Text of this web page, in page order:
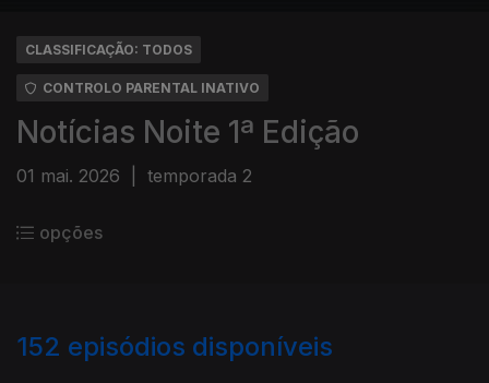
CLASSIFICAÇÃO: TODOS
CONTROLO PARENTAL INATIVO
Notícias Noite 1ª Edição
01 mai. 2026 temporada 2
opções
152 episódios disponíveis